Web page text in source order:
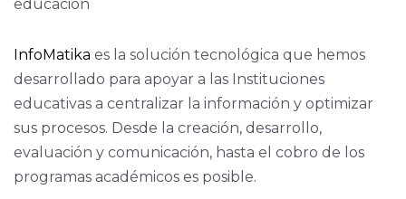
InfoMatika es la solución tecnológica que hemos
desarrollado para apoyar a las Instituciones
educativas a centralizar la información y optimizar
sus procesos. Desde la creación, desarrollo,
evaluación y comunicación, hasta el cobro de los
programas académicos es posible.